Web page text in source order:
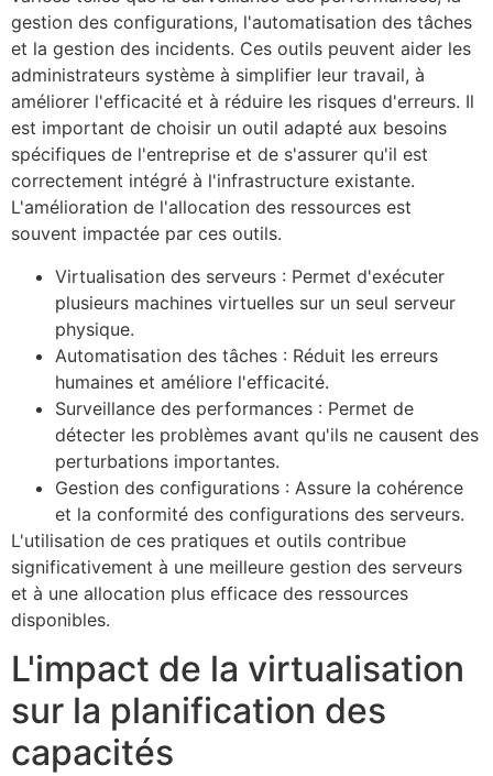
gestion des configurations, l'automatisation des tâches
et la gestion des incidents. Ces outils peuvent aider les
administrateurs système à simplifier leur travail, à
améliorer l'efficacité et à réduire les risques d'erreurs. Il
est important de choisir un outil adapté aux besoins
spécifiques de l'entreprise et de s'assurer qu'il est
correctement intégré à l'infrastructure existante.
L'amélioration de l'allocation des ressources est
souvent impactée par ces outils.
Virtualisation des serveurs : Permet d'exécuter
plusieurs machines virtuelles sur un seul serveur
physique.
Automatisation des tâches : Réduit les erreurs
humaines et améliore l'efficacité.
Surveillance des performances : Permet de
détecter les problèmes avant qu'ils ne causent des
perturbations importantes.
Gestion des configurations : Assure la cohérence
et la conformité des configurations des serveurs.
L'utilisation de ces pratiques et outils contribue
significativement à une meilleure gestion des serveurs
et à une allocation plus efficace des ressources
disponibles.
L'impact de la virtualisation
sur la planification des
capacités